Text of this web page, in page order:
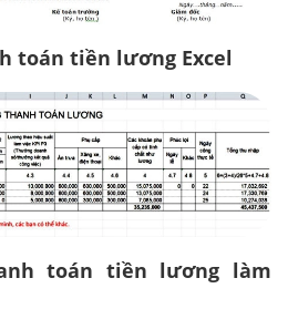
toán tiền lương Excel
toán tiền lương làm